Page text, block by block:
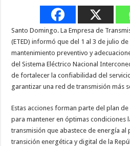
Santo Domingo. La Empresa de
(ETED) informó que del 1 al 3 de julio
mantenimiento preventivo y
del Sistema Eléctrico Nacional
de fortalecer la confiabilidad del
garantizar una red de transmisión más
Estas acciones forman parte del plan de
para mantener en óptimas condiciones
transmisión que abastece de energía al
transición energética y digital de la